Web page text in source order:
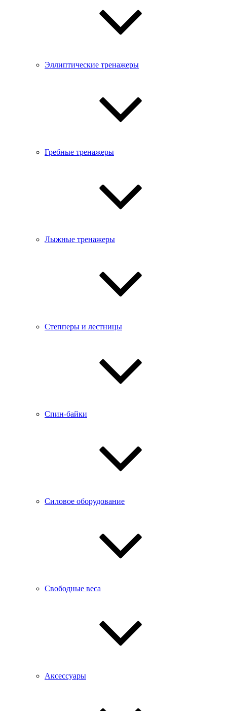
Эллиптические тренажеры
Гребные тренажеры
Лыжные тренажеры
Степперы и лестницы
Спин-байки
Силовое оборудование
Свободные веса
Аксессуары